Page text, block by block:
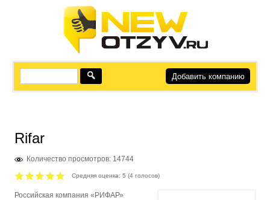
Добавить компанию
Rifar
Количество просмотров: 14744
Средняя оценка:5 (4 голосов)
Российская компания «РИФАР»